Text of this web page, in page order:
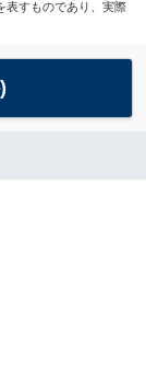
表すものであり、実際